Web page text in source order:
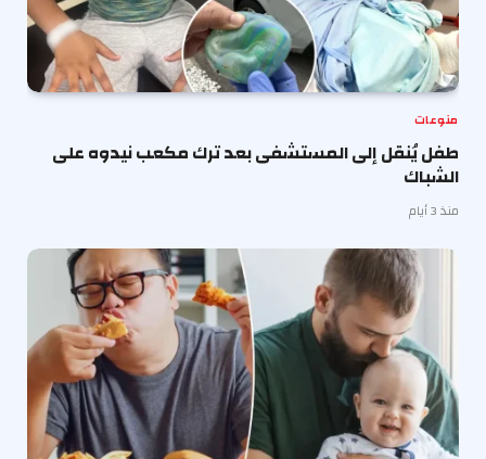
منوعات
طفل يُنقل إلى المستشفى بعد ترك مكعب نيدوه على
الشباك
منذ 3 أيام